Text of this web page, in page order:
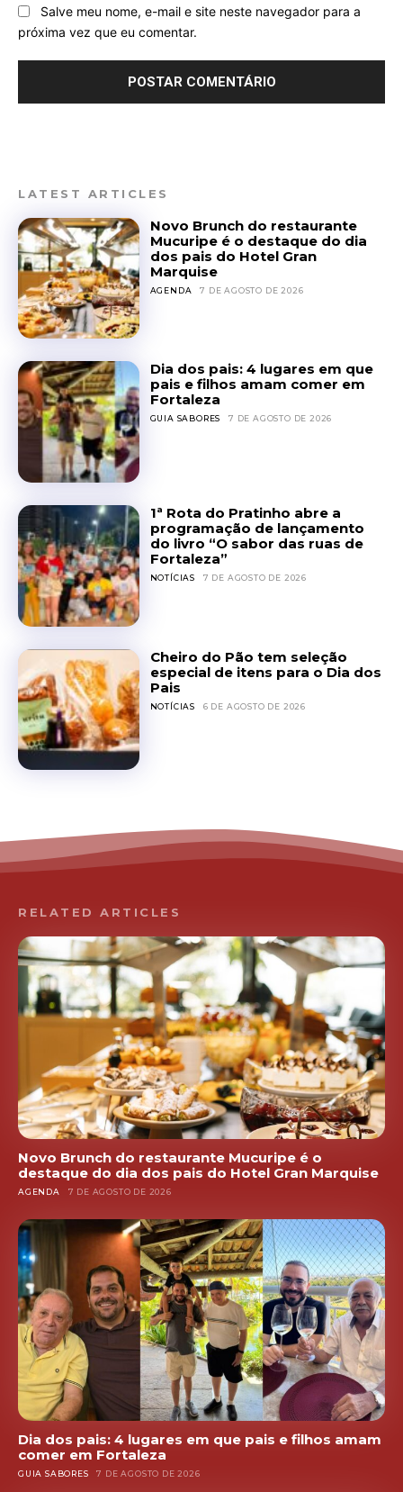
Salve meu nome, e-mail e site neste navegador para a
próxima vez que eu comentar.
LATEST ARTICLES
Novo Brunch do restaurante
Mucuripe é o destaque do dia
dos pais do Hotel Gran
Marquise
AGENDA 7 DE AGOSTO DE 2026
Dia dos pais: 4 lugares em que
pais e filhos amam comer em
Fortaleza
GUIA SABORES 7 DE AGOSTO DE 2026
1ª Rota do Pratinho abre a
programação de lançamento
do livro “O sabor das ruas de
Fortaleza”
NOTÍCIAS 7 DE AGOSTO DE 2026
Cheiro do Pão tem seleção
especial de itens para o Dia dos
Pais
NOTÍCIAS 6 DE AGOSTO DE 2026
RELATED ARTICLES
Novo Brunch do restaurante Mucuripe é o
destaque do dia dos pais do Hotel Gran Marquise
AGENDA 7 DE AGOSTO DE 2026
Dia dos pais: 4 lugares em que pais e filhos amam
comer em Fortaleza
GUIA SABORES 7 DE AGOSTO DE 2026